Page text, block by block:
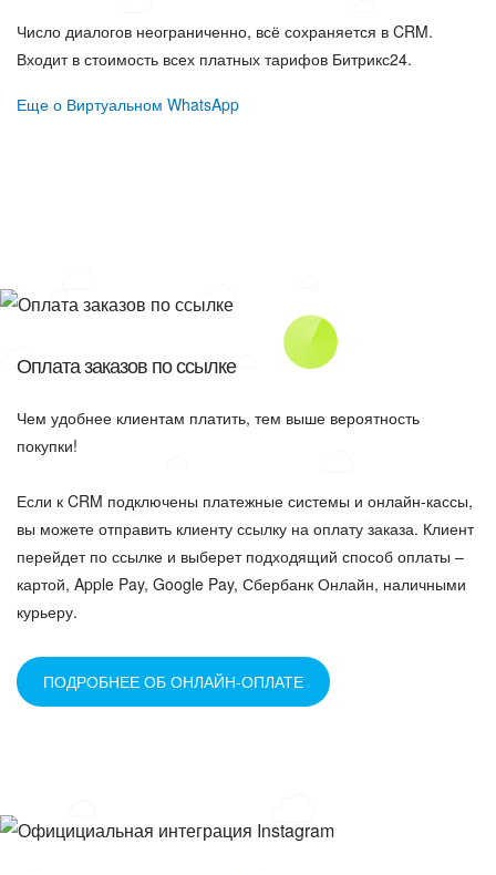
Число диалогов неограниченно, всё сохраняется в CRM.
Входит в стоимость всех платных тарифов Битрикс24.
Еще о Виртуальном WhatsApp
Оплата заказов по ссылке
Чем удобнее клиентам платить, тем выше вероятность
покупки!
Если к CRM подключены платежные системы и онлайн-кассы,
вы можете отправить клиенту ссылку на оплату заказа. Клиент
перейдет по ссылке и выберет подходящий способ оплаты –
картой, Apple Pay, Google Pay, Сбербанк Онлайн, наличными
курьеру.
ПОДРОБНЕЕ ОБ ОНЛАЙН-ОПЛАТЕ